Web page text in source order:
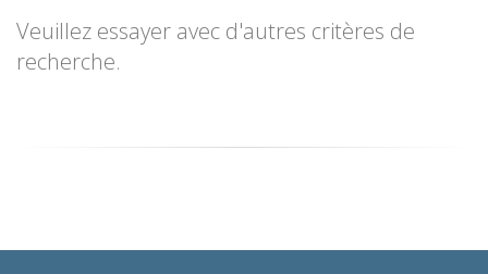
Veuillez essayer avec d'autres critères de
recherche.